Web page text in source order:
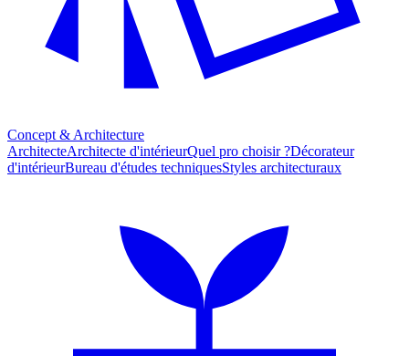
Concept & Architecture
ArchitecteArchitecte d'intérieurQuel pro choisir ?Décorateur
d'intérieurBureau d'études techniquesStyles architecturaux